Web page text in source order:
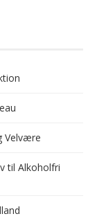
Velvære
til Alkoholfri